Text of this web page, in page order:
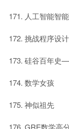
人工智能智
挑战程序设
硅谷百年史
数学女孩
神似祖先
GRE数学高